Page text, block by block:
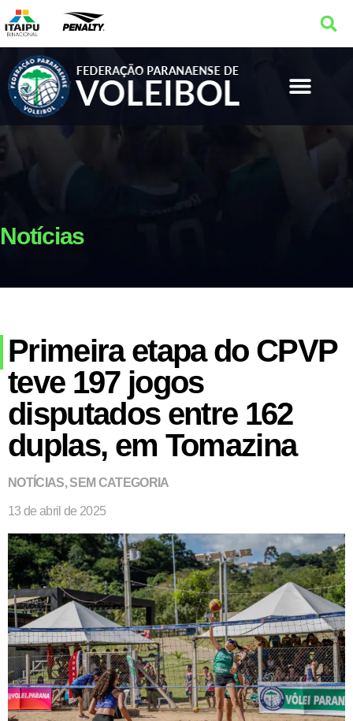
Notícias
Primeira etapa do CPVP
teve 197 jogos
disputados entre 162
duplas, em Tomazina
NOTÍCIAS,SEM CATEGORIA
13 de abril de 2025